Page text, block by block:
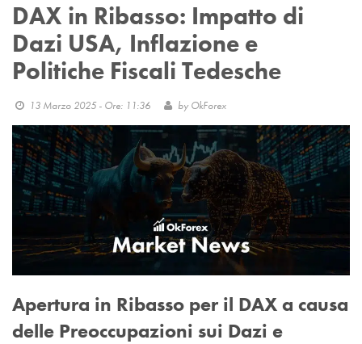
DAX in Ribasso: Impatto di
Dazi USA, Inflazione e
Politiche Fiscali Tedesche
13 Marzo 2025 - Ore: 11:36 by OkForex
Apertura in Ribasso per il DAX a causa
delle Preoccupazioni sui Dazi e